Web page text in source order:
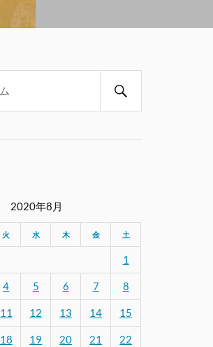
2020年8月
火 水 木 金 土
1
4 5 6 7 8
11 12 13 14 15
18 19 20 21 22